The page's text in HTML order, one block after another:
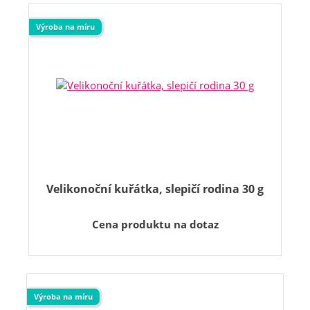
Velikonoční kuřátka, slepičí rodina 30 g
Výroba na míru
Cena produktu na dotaz
Výroba na míru